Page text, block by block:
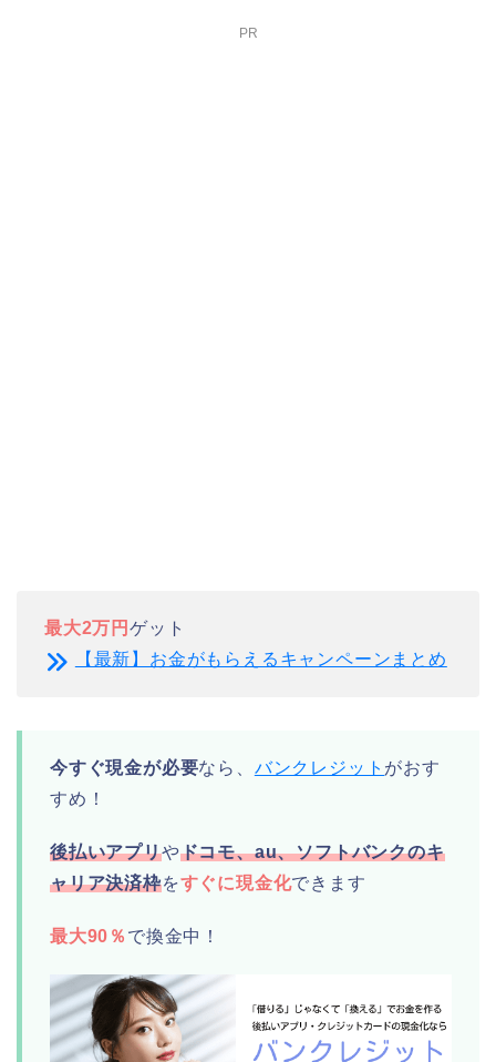
PR
最大2万円 ゲット
【最新】お金がもらえるキャンペーンまとめ
今すぐ現金が必要なら、 バンクレジット がおす
すめ！
後払いアプリやドコモ、au、ソフトバンクのキ
ャリア決済枠をすぐに現金化できます
最大90％ で換金中！